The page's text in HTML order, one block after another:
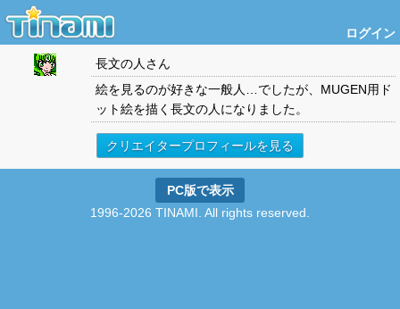
ログイン
長文の人 さん
絵を見るのが好きな一般人…でしたが、MUGEN用ド
ット絵を描く長文の人になりました。
クリエイタープロフィールを見る
PC版で表示
1996-2026 TINAMI. All rights reserved.